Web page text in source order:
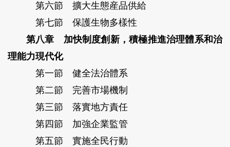
第六節 擴大生態産品供給
第七節 保護生物多樣性
第八章 加快制度創新，積極推進治理體系和治
理能力現代化
第一節 健全法治體系
第二節 完善市場機制
第三節 落實地方責任
第四節 加強企業監管
第五節 實施全民行動